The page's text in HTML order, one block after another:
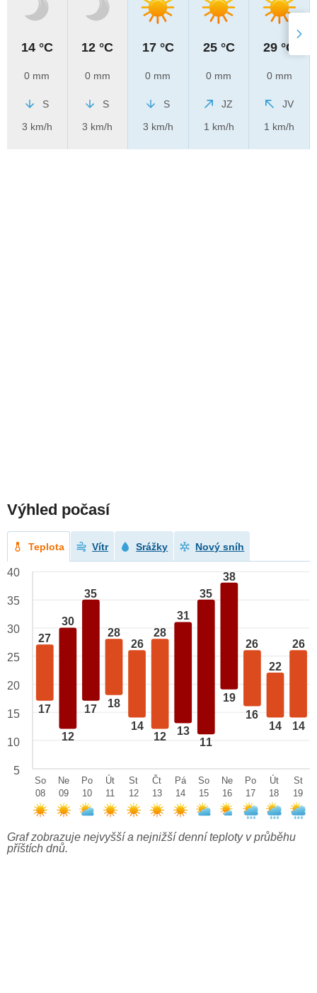
14 °C
0 mm
S
3 km/h
12 °C
0 mm
S
3 km/h
17 °C
0 mm
S
3 km/h
25 °C
0 mm
JZ
1 km/h
29 °C
0 mm
JV
1 km/h
Výhled počasí
Teplota Vítr Srážky Nový sníh
27
17
30
12
35
17
28
18
26
14
28
12
31
13
35
11
38
19
26
16
22
14
26
14
40
35
30
25
20
15
10
5
So
08
Ne
09
Po
10
Út
11
St
12
Čt
13
Pá
14
So
15
Ne
16
Po
17
Út
18
St
19
Graf zobrazuje nejvyšší a nejnižší denní teploty v průběhu
příštích dnů.